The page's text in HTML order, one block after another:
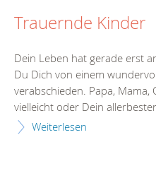
Trauernde Kinder
Dein Leben hat gerade erst
Du Dich von einem
verabschieden. Papa, Mama,
vielleicht oder Dein allerbester
Weiterlesen